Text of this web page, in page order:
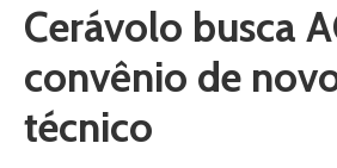
Cerávolo busca
convênio de
técnico